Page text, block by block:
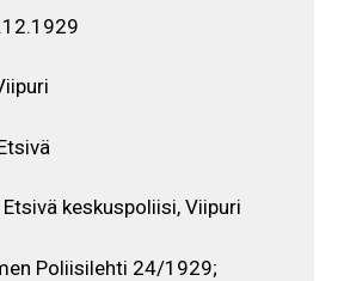
Etsivä keskuspoliisi, Viipuri
Poliisilehti 24/1929;